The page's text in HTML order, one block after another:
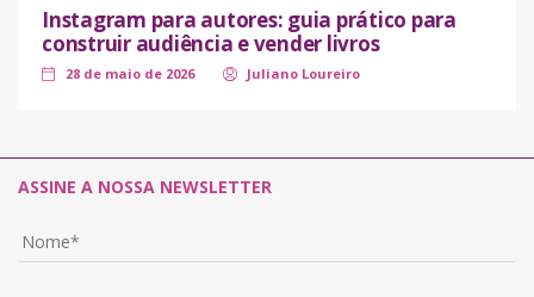
Instagram para autores: guia prático para
construir audiência e vender livros
28 de maio de 2026 Juliano Loureiro
ASSINE A NOSSA NEWSLETTER